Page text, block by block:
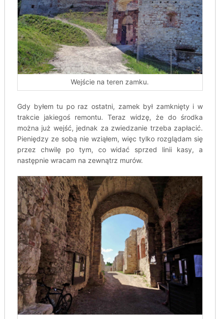
Wejście na teren zamku.
Gdy byłem tu po raz ostatni, zamek był zamknięty i w
trakcie jakiegoś remontu. Teraz widzę, że do środka
można już wejść, jednak za zwiedzanie trzeba zapłacić.
Pieniędzy ze sobą nie wziąłem, więc tylko rozglądam się
przez chwilę po tym, co widać sprzed linii kasy, a
następnie wracam na zewnątrz murów.